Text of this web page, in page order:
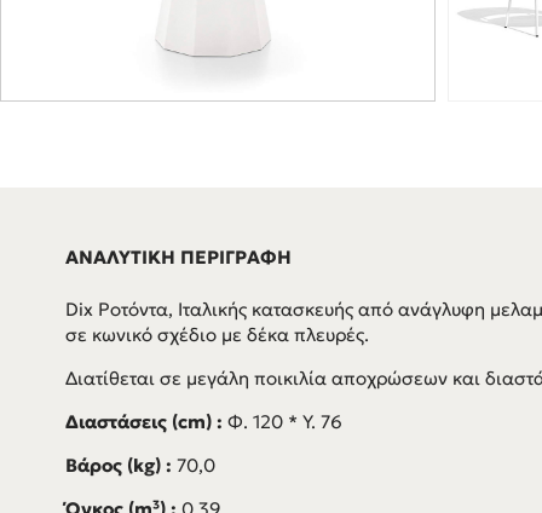
ΑΝΑΛΥΤΙΚΗ ΠΕΡΙΓΡΑΦΗ
Dix Ροτόντα, Ιταλικής κατασκευής από ανάγλυφη
σε κωνικό σχέδιο με δέκα πλευρές.
Διατίθεται σε μεγάλη ποικιλία αποχρώσεων και
Διαστάσεις (cm) : Φ. 120 * Υ. 76
Βάρος (kg) : 70,0